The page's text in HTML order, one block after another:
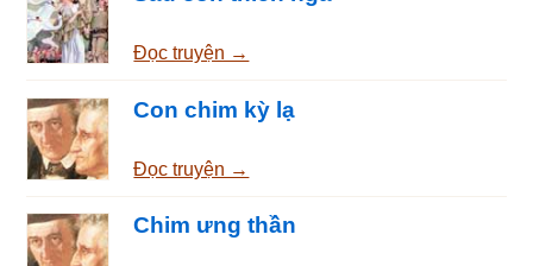
Đọc truyện →
Con chim kỳ lạ
Đọc truyện →
Chim ưng thần